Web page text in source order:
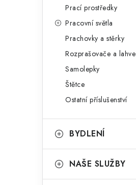
Prací prostředky
Pracovní světla
Prachovky a stěrky
Rozprašovače a lahve
Samolepky
Štětce
Ostatní příslušenství
BYDLENÍ
NAŠE SLUŽBY